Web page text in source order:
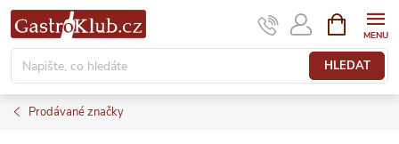
Přejít
na
obsah
HLEDAT
NÁKUPNÍ
KOŠÍK
Prodávané značky